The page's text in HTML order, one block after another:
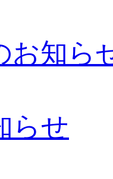
お知ら
らせ